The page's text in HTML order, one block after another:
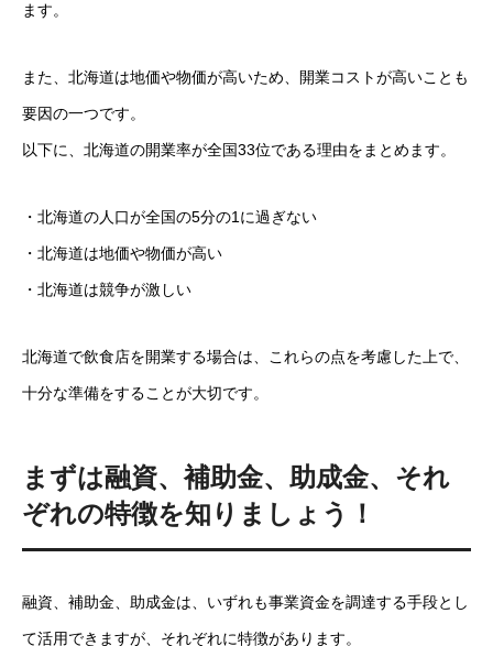
ます。
また、北海道は地価や物価が高いため、開業コストが高いことも
要因の一つです。
以下に、北海道の開業率が全国33位である理由をまとめます。
・北海道の人口が全国の5分の1に過ぎない
・北海道は地価や物価が高い
・北海道は競争が激しい
北海道で飲食店を開業する場合は、これらの点を考慮した上で、
十分な準備をすることが大切です。
まずは融資、補助金、助成金、それ
ぞれの特徴を知りましょう！
融資、補助金、助成金は、いずれも事業資金を調達する手段とし
て活用できますが、それぞれに特徴があります。